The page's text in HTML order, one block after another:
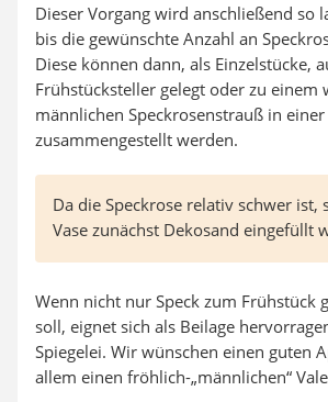
Dieser Vorgang wird anschließend so
bis die gewünschte Anzahl an
Diese können dann, als Einzelstücke,
Frühstücksteller gelegt oder zu einem
männlichen Speckrosenstrauß in einer
zusammengestellt werden.
Da die Speckrose relativ schwer ist,
Vase zunächst Dekosand eingefüllt
Wenn nicht nur Speck zum Frühstück
soll, eignet sich als Beilage
Spiegelei. Wir wünschen einen guten
allem einen fröhlich-„männlichen“